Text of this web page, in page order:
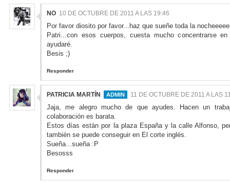
NO 10 DE OCTUBRE DE 2011 A LAS 19:46
Por favor diosito por favor...haz que sueñe toda la
Patri...con esos cuerpos, cuesta mucho concentrarse
ayudaré.
Besis ;)
Responder
PATRICIA MARTÍN 11 DE OCTUBRE DE 2011 A LAS
Jaja, me alegro mucho de que ayudes. Hacen un
colaboración es barata.
Estos días están por la plaza España y la calle Alfonso,
también se puede conseguir en El corte inglés.
Sueña...sueña :P
Besosss
Responder